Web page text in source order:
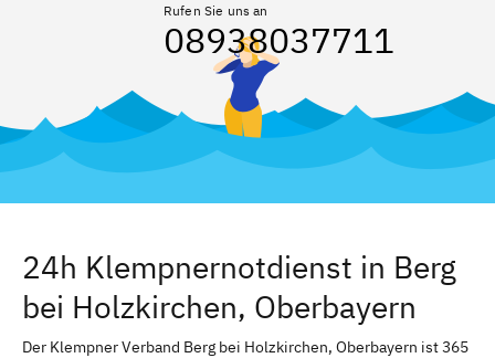
Rufen Sie uns an
08938037711
24h Klempnernotdienst in Berg
bei Holzkirchen, Oberbayern
Der Klempner Verband Berg bei Holzkirchen, Oberbayern ist 365